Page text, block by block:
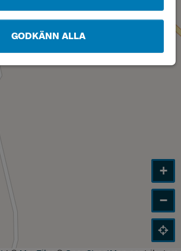
GODKÄNN ALLA
+
−